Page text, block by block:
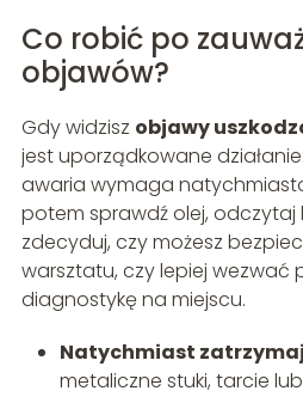
Co robić po
objawów?
Gdy widzisz objawy
jest uporządkowane
awaria wymaga
potem sprawdź olej, odczytaj
zdecyduj, czy możesz
warsztatu, czy lepiej wezwać
diagnostykę na miejscu.
Natychmiast
metaliczne stuki, tarcie